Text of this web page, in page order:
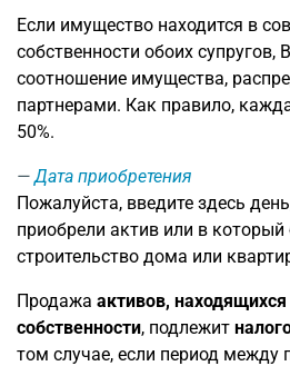
Если имущество находится в
собственности обоих супругов,
соотношение имущества,
партнерами. Как правило,
50%.
Дата приобретения
Пожалуйста, введите здесь
приобрели актив или в
строительство дома или
Продажа активов, находящихся
собственности, подлежит
том случае, если период между